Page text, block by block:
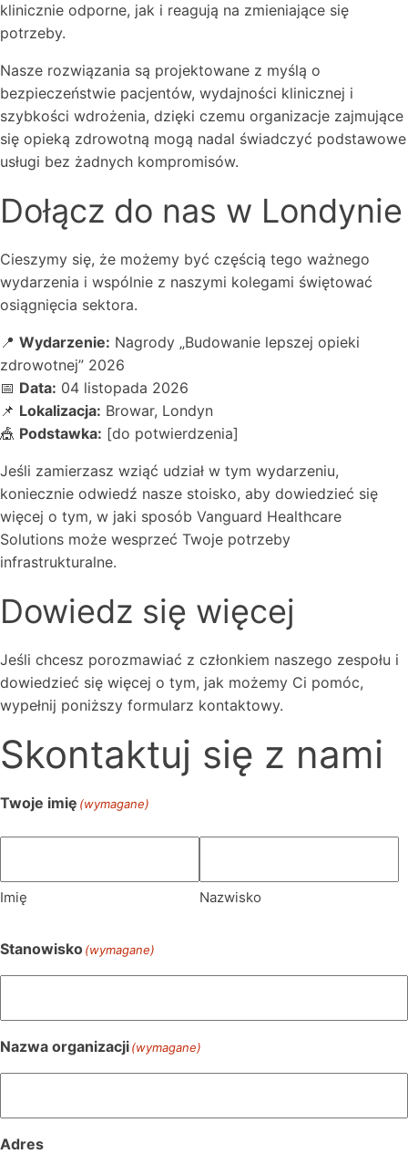
klinicznie odporne, jak i reagują na zmieniające się
potrzeby.
Nasze rozwiązania są projektowane z myślą o
bezpieczeństwie pacjentów, wydajności klinicznej i
szybkości wdrożenia, dzięki czemu organizacje zajmujące
się opieką zdrowotną mogą nadal świadczyć podstawowe
usługi bez żadnych kompromisów.
Dołącz do nas w Londynie
Cieszymy się, że możemy być częścią tego ważnego
wydarzenia i wspólnie z naszymi kolegami świętować
osiągnięcia sektora.
📍 Wydarzenie: Nagrody „Budowanie lepszej opieki
zdrowotnej” 2026
📅 Data: 04 listopada 2026
📌 Lokalizacja: Browar, Londyn
🎪 Podstawka: [do potwierdzenia]
Jeśli zamierzasz wziąć udział w tym wydarzeniu,
koniecznie odwiedź nasze stoisko, aby dowiedzieć się
więcej o tym, w jaki sposób Vanguard Healthcare
Solutions może wesprzeć Twoje potrzeby
infrastrukturalne.
Dowiedz się więcej
Jeśli chcesz porozmawiać z członkiem naszego zespołu i
dowiedzieć się więcej o tym, jak możemy Ci pomóc,
wypełnij poniższy formularz kontaktowy.
Skontaktuj się z nami
Twoje imię (wymagane)
Imię Nazwisko
Stanowisko(wymagane)
Nazwa organizacji(wymagane)
Adres